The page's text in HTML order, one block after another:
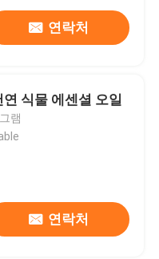
연락처
연 식물 에센셜 오일
램
연락처